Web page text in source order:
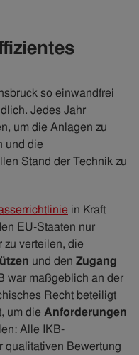
so einwandfrei
Jedes Jahr
um die Anlagen zu
und die
Stand der Technik zu
in Kraft
EU-Staaten nur
zu verteilen, die
und den Zugang
war maßgeblich an der
Recht beteiligt
um die Anforderungen
Alle IKB-
qualitativen Bewertung